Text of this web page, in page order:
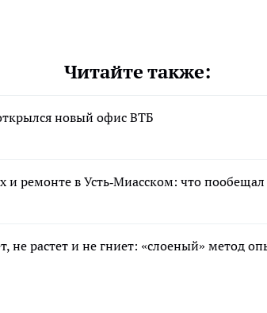
Читайте также:
новый офис ВТБ
ремонте в Усть‑Миасском: что пообещал
не растет и не гниет: «слоеный» метод